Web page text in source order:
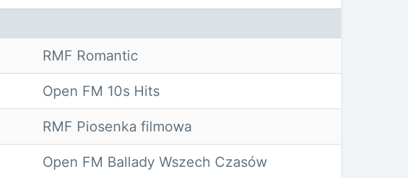
RMF Romantic
Open FM 10s Hits
RMF Piosenka filmowa
Open FM Ballady Wszech Czasów